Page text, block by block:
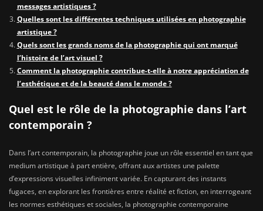
messages artistiques ?
Quelles sont les différentes techniques utilisées en photographie
artistique ?
Quels sont les grands noms de la photographie qui ont marqué
l’histoire de l’art visuel ?
Comment la photographie contribue-t-elle à notre appréciation de
l’esthétique et de la beauté dans le monde ?
Quel est le rôle de la photographie dans l’art
contemporain ?
Dans l’art contemporain, la photographie joue un rôle essentiel en tant que
medium artistique à part entière, offrant aux artistes une palette
d’expressions visuelles infiniment variée. En capturant des instants
fugaces, en explorant les frontières entre réalité et fiction, en interrogeant
les normes esthétiques et sociales, la photographie contemporaine